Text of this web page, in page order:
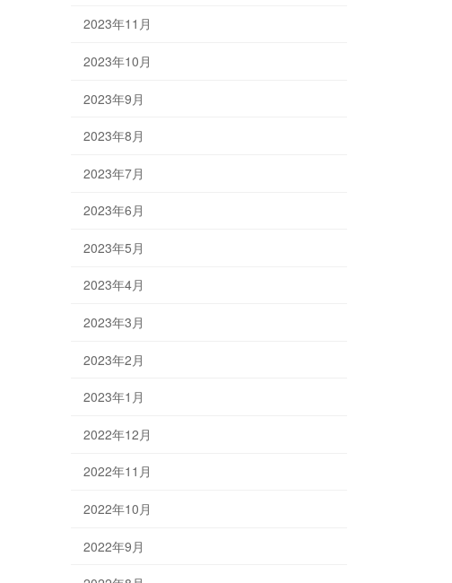
2023年11月
2023年10月
2023年9月
2023年8月
2023年7月
2023年6月
2023年5月
2023年4月
2023年3月
2023年2月
2023年1月
2022年12月
2022年11月
2022年10月
2022年9月